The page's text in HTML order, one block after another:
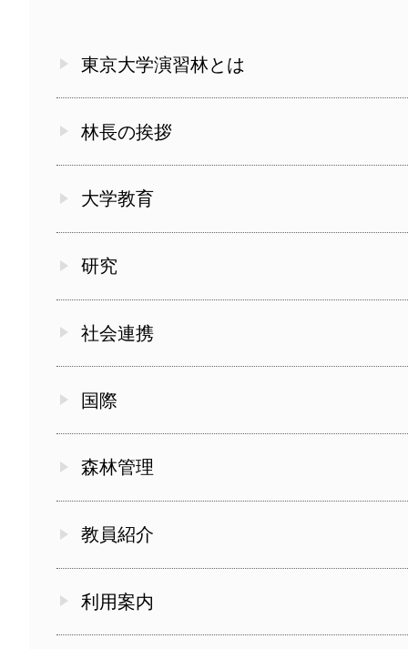
東京大学演習林とは
林長の挨拶
大学教育
研究
社会連携
国際
森林管理
教員紹介
利用案内